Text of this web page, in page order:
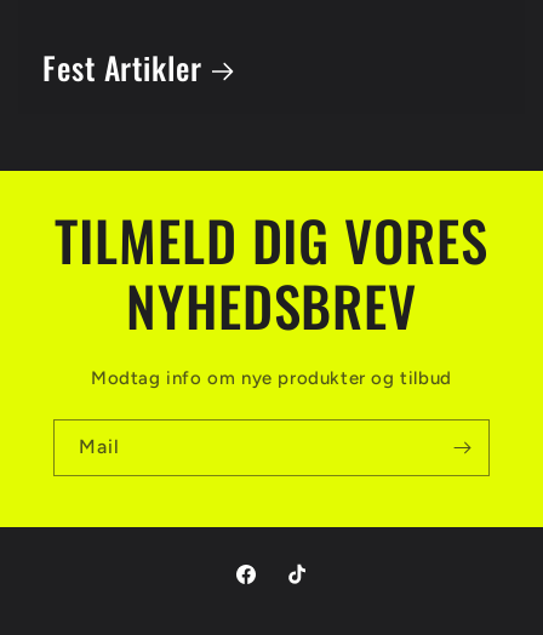
Fest Artikler
TILMELD DIG VORES
NYHEDSBREV
Modtag info om nye produkter og tilbud
Mail
FacebookTikTok